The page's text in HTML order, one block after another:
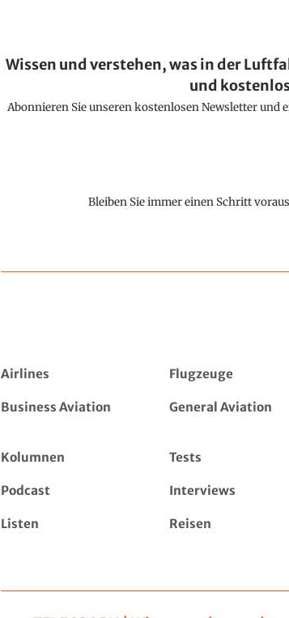
Wissen und verstehen, was in der
und
Abonnieren Sie unseren kostenlosen Newsletter und
Bleiben Sie immer einen Schritt
Airlines Flugzeuge
Business Aviation General Aviation
Kolumnen Tests
Podcast Interviews
Listen Reisen